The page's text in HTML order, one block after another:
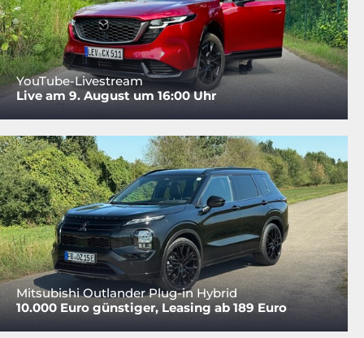
YouTube-Livestream
Live am 9. August um 16:00 Uhr
Mitsubishi Outlander Plug-in Hybrid
10.000 Euro günstiger, Leasing ab 189 Euro